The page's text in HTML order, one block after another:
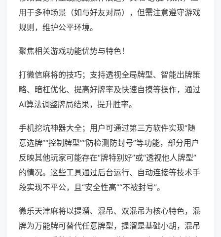
用于多种场景（如与好友对局），但需注意遵守游戏
规则，维护公平环境。
聚焦相关游戏功能优势与特色！
打微信麻将的技巧；支持透视全局牌型、智能出牌策
略、暗杠优化、提高好牌率及快速自摸等操作，通过
AI算法调整牌局结果，提升胜率。
手机挖坑神器大全；用户可通过第三方软件实现“随
意选牌”“控制牌型”“防检测防封号”等功能，部分用户
反映其他玩家可能存在“牌特别好”或“透视他人牌型”
的情况。这些工具通过后台运行、自动连接等技术手
段实现不平公，且“安全性高”“不被封号”。
微乐天津麻将以提溜、混吊、双混吊为核心特色，混
牌为万能牌可替代任意牌型，提溜是基础小胡，混吊